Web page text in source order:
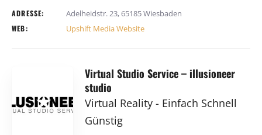
ADRESSE: Adelheidstr. 23, 65185 Wiesbaden
WEB: Upshift Media Website
Virtual Studio Service – illusioneer
studio
Virtual Reality - Einfach Schnell
Günstig